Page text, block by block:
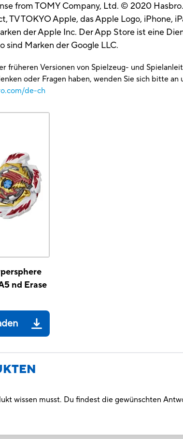
from TOMY Company, Ltd. © 2020
TV TOKYO Apple, das Apple Logo, iPhone,
der Apple Inc. Der App Store ist eine
sind Marken der Google LLC.
früheren Versionen von Spielzeug- und
oder Fragen haben, wenden Sie sich bitte
de-ch
nd Erase
wissen musst. Du findest die gewünschten